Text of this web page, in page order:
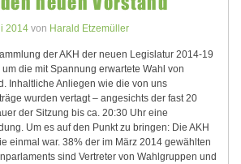
2014 von Harald Etzemüller
der AKH der neuen Legislatur 2014-19
die mit Spannung erwartete Wahl von
Inhaltliche Anliegen wie die von uns
wurden vertagt – angesichts der fast 20
der Sitzung bis ca. 20:30 Uhr eine
Um es auf den Punkt zu bringen: Die AKH
einmal war. 38% der im März 2014 gewählten
sind Vertreter von Wahlgruppen und